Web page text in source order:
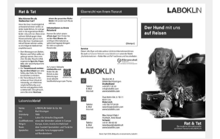
Der Hund mit uns auf Reisen
Was können Sie als Tierbesitzer tun?
Rat und Tat Flyer - downloaden